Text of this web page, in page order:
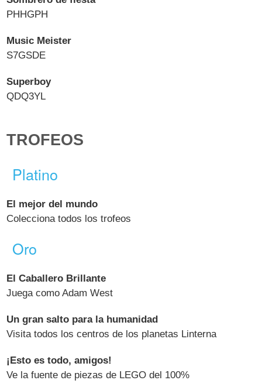
PHHGPH
Music Meister
S7GSDE
Superboy
QDQ3YL
TROFEOS
Platino
El mejor del mundo
Colecciona todos los trofeos
Oro
El Caballero Brillante
Juega como Adam West
Un gran salto para la humanidad
Visita todos los centros de los planetas Linterna
¡Esto es todo, amigos!
Ve la fuente de piezas de LEGO del 100%